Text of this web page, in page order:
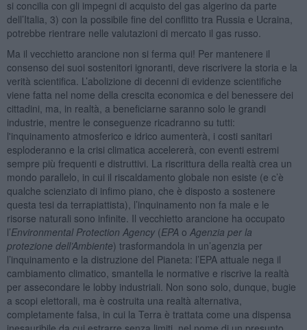
si concilia con gli impegni di acquisto del gas algerino da parte
dell’Italia, 3) con la possibile fine del conflitto tra Russia e Ucraina,
potrebbe rientrare nelle valutazioni di mercato il gas russo.
Ma il vecchietto arancione non si ferma qui! Per mantenere il
consenso dei suoi sostenitori ignoranti, deve riscrivere la storia e la
verità scientifica. L’abolizione di decenni di evidenze scientifiche
viene fatta nel nome della crescita economica e del benessere dei
cittadini, ma, in realtà, a beneficiarne saranno solo le grandi
industrie, mentre le conseguenze ricadranno su tutti:
l'inquinamento atmosferico e idrico aumenterà, i costi sanitari
esploderanno e la crisi climatica accelererà, con eventi estremi
sempre più frequenti e distruttivi. La riscrittura della realtà crea un
mondo parallelo, in cui il riscaldamento globale non esiste (e c’è
qualche scienziato di infimo piano, che è disposto a sostenere
questa tesi da terrapiattista), l’inquinamento non fa male e le
risorse naturali sono infinite. Il vecchietto arancione ha occupato
l’Environmental Protection Agency (EPA o Agenzia per la
protezione dell’Ambiente) trasformandola in un’agenzia per
l’inquinamento e la distruzione del Pianeta: l’EPA attuale nega il
cambiamento climatico, smantella le normative e riscrive la realtà
per assecondare le lobby industriali. Non sono solo, dunque, bugie
a scopi elettorali, ma è costruita una realtà alternativa,
completamente falsa, in cui la Terra è trattata come una dispensa